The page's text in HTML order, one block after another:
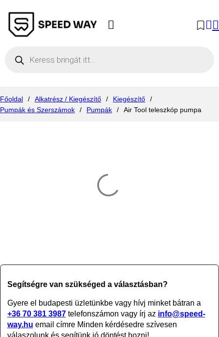
Főoldal / Alkatrész / Kiegészítő / Kiegészítő
/
Pumpák és Szerszámok
/ Pumpák / Air Tool teleszkóp pumpa
Segítségre van szükséged a választásban?
Gyere el budapesti üzletünkbe vagy hívj minket bátran a
+36 70 381 3987telefonszámon vagy írj az info@speed-
way.hu email címre Minden kérdésedre szívesen